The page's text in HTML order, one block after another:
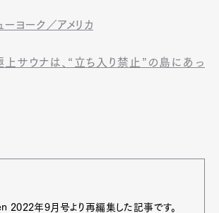
ヨーク／アメリカ
上サウナは、“立ち入り禁止”の島にあっ
2022年9月号より再編集した記事です。